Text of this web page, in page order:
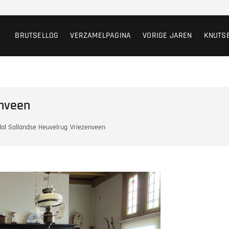
BRUTSELLOG VERZAMELPAGINA VORIGE JAREN
Sallandse Heuvelrug Vriezenveen